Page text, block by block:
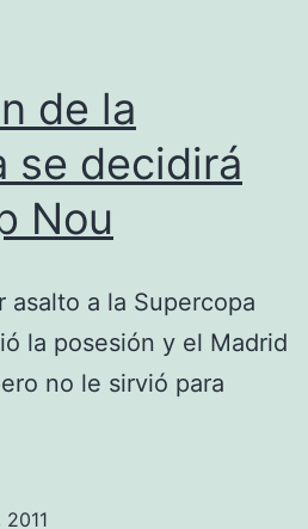
de la
se decidirá
Nou
asalto a la Supercopa
la posesión y el Madrid
no le sirvió para